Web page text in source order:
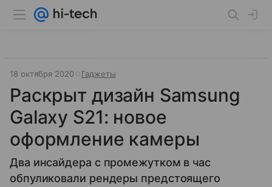
18 октября 2020 Гаджеты
Раскрыт дизайн Samsung
Galaxy S21: новое
оформление камеры
Два инсайдера с промежутком в час
обпуликовали рендеры предстоящего